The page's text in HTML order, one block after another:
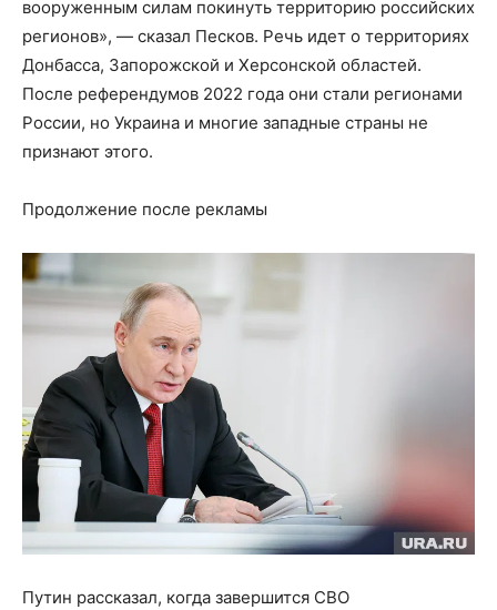
вооруженным силам покинуть территорию российских
регионов», — сказал Песков. Речь идет о территориях
Донбасса, Запорожской и Херсонской областей.
После референдумов 2022 года они стали регионами
России, но Украина и многие западные страны не
признают этого.
Продолжение после рекламы
Путин рассказал, когда завершится СВО